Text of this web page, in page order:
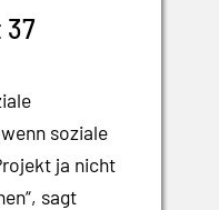
soziale
ja nicht
sagt